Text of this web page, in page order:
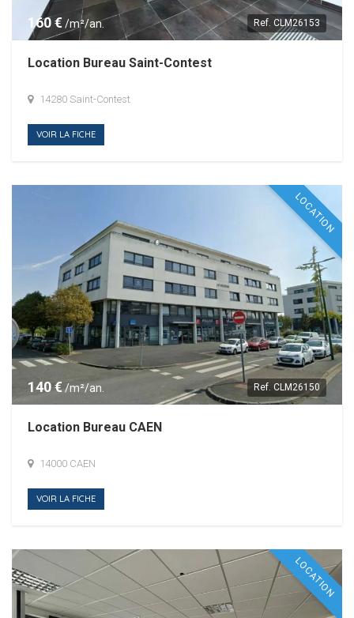
160 €/m²/an. Ref. CLM26153
Location Bureau Saint-Contest
14280 Saint-Contest
VOIR LA FICHE
LOCATION
140 €/m²/an. Ref. CLM26150
Location Bureau CAEN
14000 CAEN
VOIR LA FICHE
LOCATION